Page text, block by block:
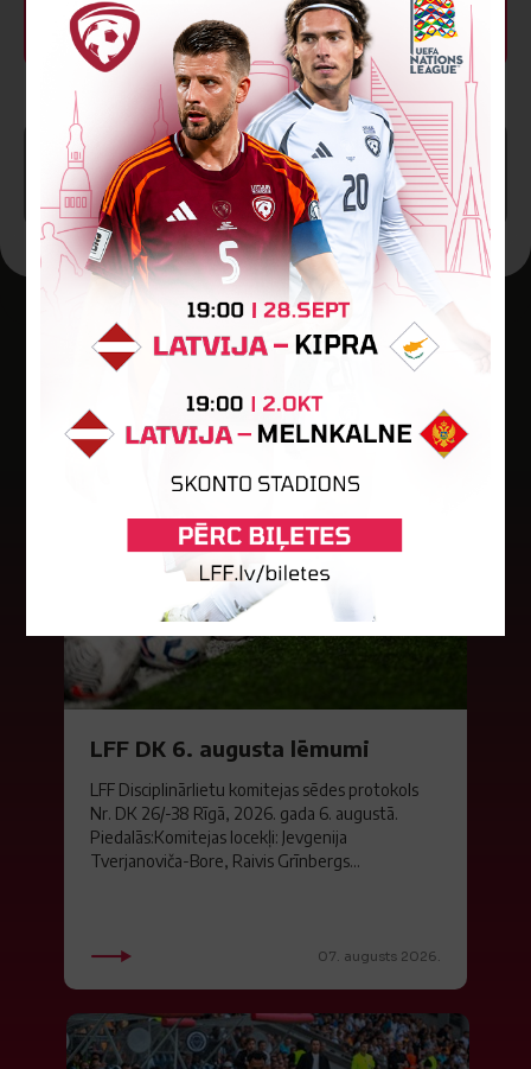
Vārtus guvaArtūras Rimkevičius
SPĒLE BEIGUSIES!
Jaunākās ziņas
LFF DK 6. augusta lēmumi
LFF Disciplinārlietu komitejas sēdes protokols
Nr. DK 26/-38 Rīgā, 2026. gada 6. augustā.
Piedalās:Komitejas locekļi: Jevgenija
Tverjanoviča-Bore, Raivis Grīnbergs...
07. augusts 2026.